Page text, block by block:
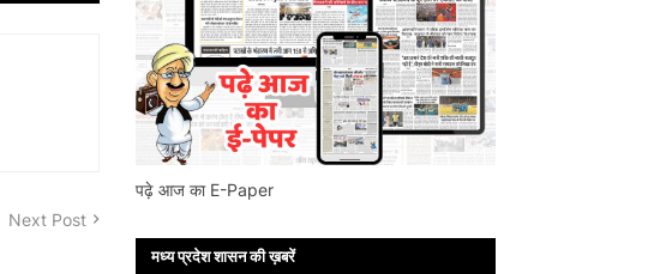
Next Post
पढ़े आज का E-Paper
मध्य प्रदेश शासन की ख़बरें